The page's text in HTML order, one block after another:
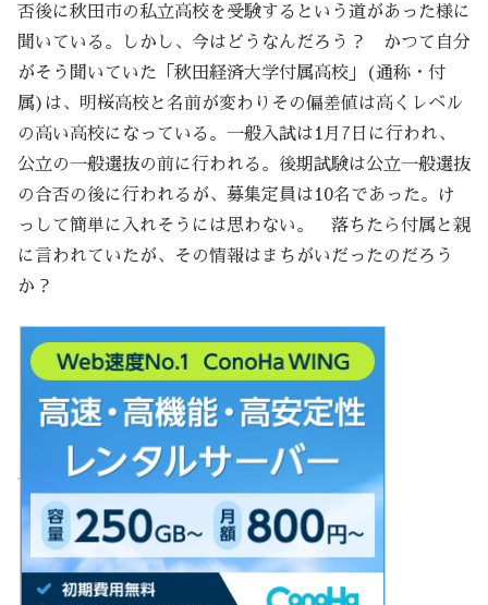
否後に秋田市の私立高校を受験するという道があった様に
聞いている。しかし、今はどうなんだろう？ かつて自分
がそう聞いていた「秋田経済大学付属高校」(通称・付
属)は、明桜高校と名前が変わりその偏差値は高くレベル
の高い高校になっている。一般入試は1月7日に行われ、
公立の一般選抜の前に行われる。後期試験は公立一般選抜
の合否の後に行われるが、募集定員は10名であった。け
っして簡単に入れそうには思わない。 落ちたら付属と親
に言われていたが、その情報はまちがいだったのだろう
か？